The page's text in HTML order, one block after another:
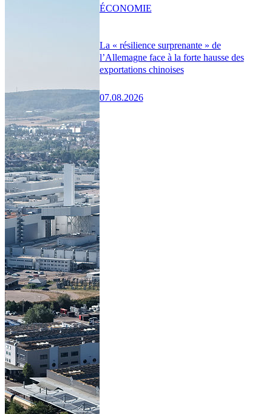
La « résilience surprenante » de
l’Allemagne face à la forte hausse des
exportations chinoises
07.08.2026
ÉCONOMIE